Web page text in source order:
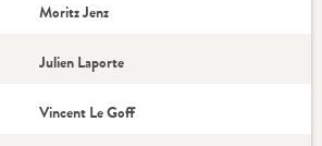
Moritz Jenz
Julien Laporte
Vincent Le Goff